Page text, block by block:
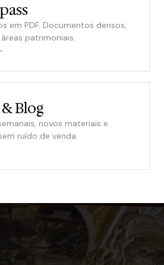
em PDF. Documentos densos,
patrimoniais.
Blog
novos materiais e
ruído de venda.